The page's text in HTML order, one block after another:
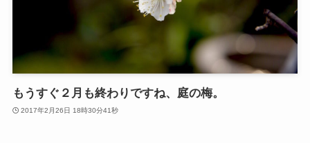
もうすぐ２月も終わりですね、庭の梅。
2017年2月26日 18時30分41秒